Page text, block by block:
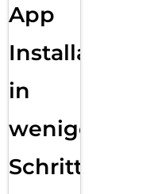
App
Installation
in
wenigen
Schritten